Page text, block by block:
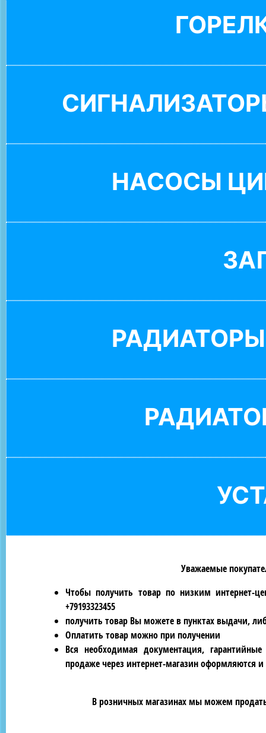
НАСОСЫ
Уважаемые
Чтобы получить товар по низким интернет-
+79193323455
получить товар Вы можете в пунктах выдачи,
Оплатить товар можно при получении
Вся необходимая документация,
продаже через интернет-магазин оформляются
В розничных магазинах мы можем